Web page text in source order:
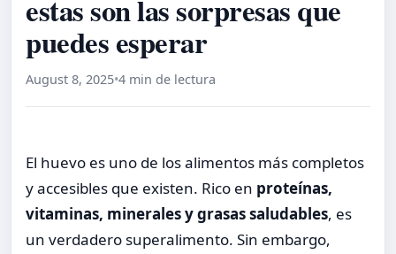
estas son las sorpresas que
puedes esperar
August 8, 2025•4 min de lectura
El huevo es uno de los alimentos más completos
y accesibles que existen. Rico en proteínas,
vitaminas, minerales y grasas saludables, es
un verdadero superalimento. Sin embargo,